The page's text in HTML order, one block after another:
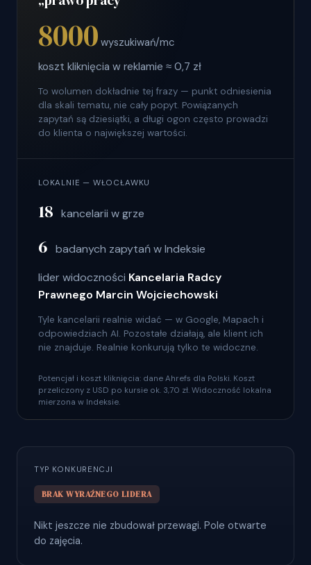
8000 wyszukiwań/mc
koszt kliknięcia w reklamie ≈ 0,7 zł
To wolumen dokładnie tej frazy — punkt odniesienia
dla skali tematu, nie cały popyt. Powiązanych
zapytań są dziesiątki, a długi ogon często prowadzi
do klienta o największej wartości.
LOKALNIE — WŁOCŁAWKU
18 kancelarii w grze
6 badanych zapytań w Indeksie
lider widoczności Kancelaria Radcy
Prawnego Marcin Wojciechowski
Tyle kancelarii realnie widać — w Google, Mapach i
odpowiedziach AI. Pozostałe działają, ale klient ich
nie znajduje. Realnie konkurują tylko te widoczne.
Potencjał i koszt kliknięcia: dane Ahrefs dla Polski. Koszt
przeliczony z USD po kursie ok. 3,70 zł. Widoczność lokalna
mierzona w Indeksie.
TYP KONKURENCJI
BRAK WYRAŹNEGO LIDERA
Nikt jeszcze nie zbudował przewagi. Pole otwarte
do zajęcia.